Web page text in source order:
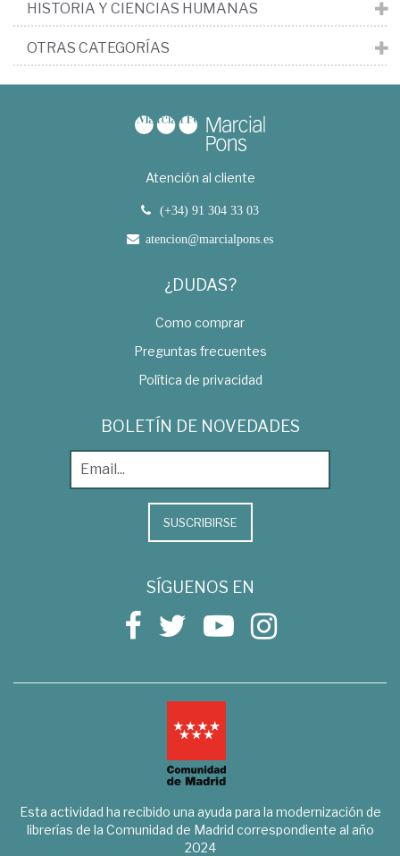
HISTORIA Y CIENCIAS HUMANAS
OTRAS CATEGORÍAS
Atención al cliente
(+34) 91 304 33 03
atencion@marcialpons.es
¿DUDAS?
Como comprar
Preguntas frecuentes
Política de privacidad
BOLETÍN DE NOVEDADES
SUSCRIBIRSE
SÍGUENOS EN
Esta actividad ha recibido una ayuda para la modernización de
librerías de la Comunidad de Madrid correspondiente al año
2024